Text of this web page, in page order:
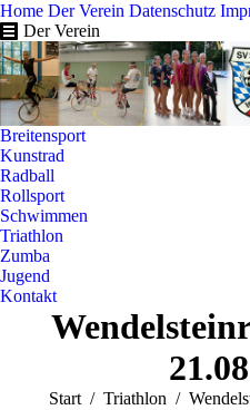
Home Der Verein Datenschutz
Der Verein
Breitensport
Kunstrad
Radball
Rollsport
Schwimmen
Triathlon
Zumba
Jugend
Kontakt
Sie befinden sich hier:
Start Triathlon